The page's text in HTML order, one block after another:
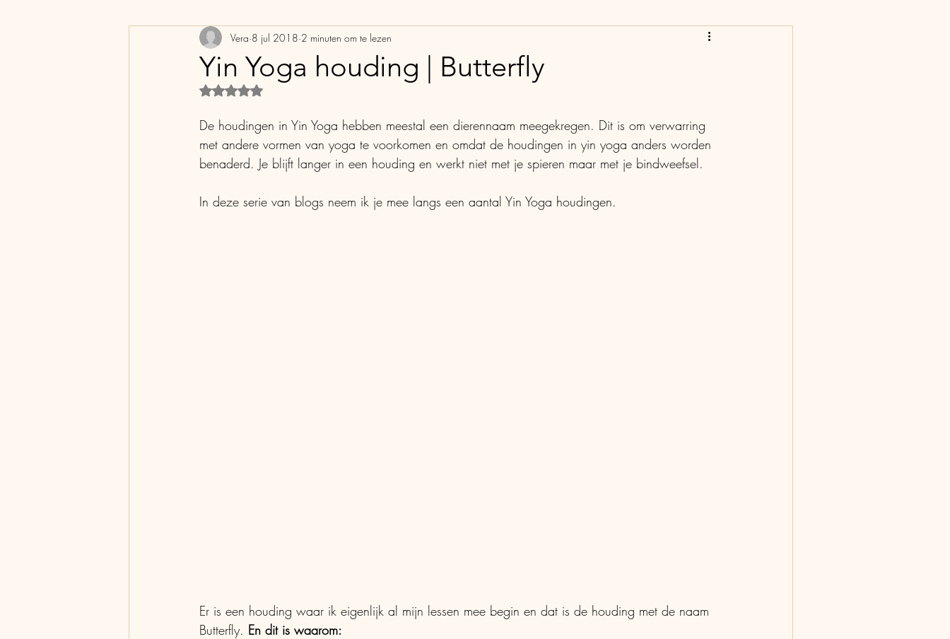
Workshops Slaap Thee Inzicht
Coaching Yoga Nidra
Yin Yoga houding | Butterfly
Vera 8 jul 2018 2 minuten om te lezen
Beoordeeld met NaN uit 5 sterren.
De houdingen in Yin Yoga hebben meestal een dierennaam meegekregen. Dit is om verwarring
met andere vormen van yoga te voorkomen en omdat de houdingen in yin yoga anders worden
benaderd. Je blijft langer in een houding en werkt niet met je spieren maar met je bindweefsel.
In deze serie van blogs neem ik je mee langs een aantal Yin Yoga houdingen.
Er is een houding waar ik eigenlijk al mijn lessen mee begin en dat is de houding met de naam
Butterfly. En dit is waarom: